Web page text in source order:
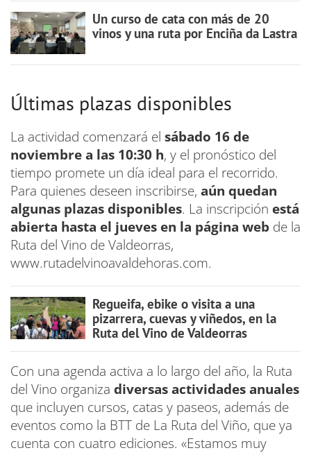
Un curso de cata con más de 20
vinos y una ruta por Enciña da Lastra
Últimas plazas disponibles
La actividad comenzará el sábado 16 de
noviembre a las 10:30 h, y el pronóstico del
tiempo promete un día ideal para el recorrido.
Para quienes deseen inscribirse, aún quedan
algunas plazas disponibles. La inscripción está
abierta hasta el jueves en la página web de la
Ruta del Vino de Valdeorras,
www.rutadelvinoavaldehoras.com.
Regueifa, ebike o visita a una
pizarrera, cuevas y viñedos, en la
Ruta del Vino de Valdeorras
Con una agenda activa a lo largo del año, la Ruta
del Vino organiza diversas actividades anuales
que incluyen cursos, catas y paseos, además de
eventos como la BTT de La Ruta del Viño, que ya
cuenta con cuatro ediciones. «Estamos muy